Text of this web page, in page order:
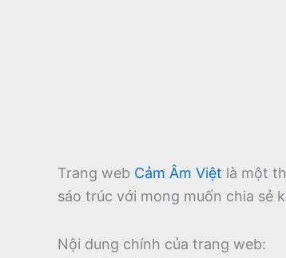
Trang web Cảm Âm Việt là một
sáo trúc với mong muốn chia sẻ
Nội dung chính của trang web: